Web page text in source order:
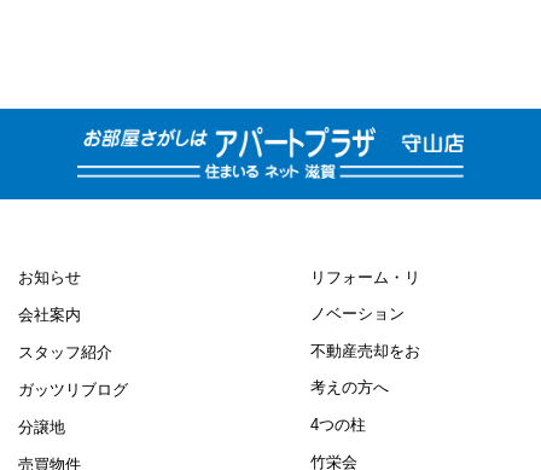
お知らせ
会社案内
スタッフ紹介
ガッツリブログ
分譲地
売買物件
リフォーム・リ
ノベーション
不動産売却をお
考えの方へ
4つの柱
竹栄会